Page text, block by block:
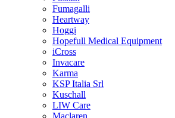
Fumagalli
Heartway
Hoggi
Hopefull Medical Equipment
iCross
Invacare
Karma
KSP Italia Srl
Kuschall
LIW Care
Maclaren